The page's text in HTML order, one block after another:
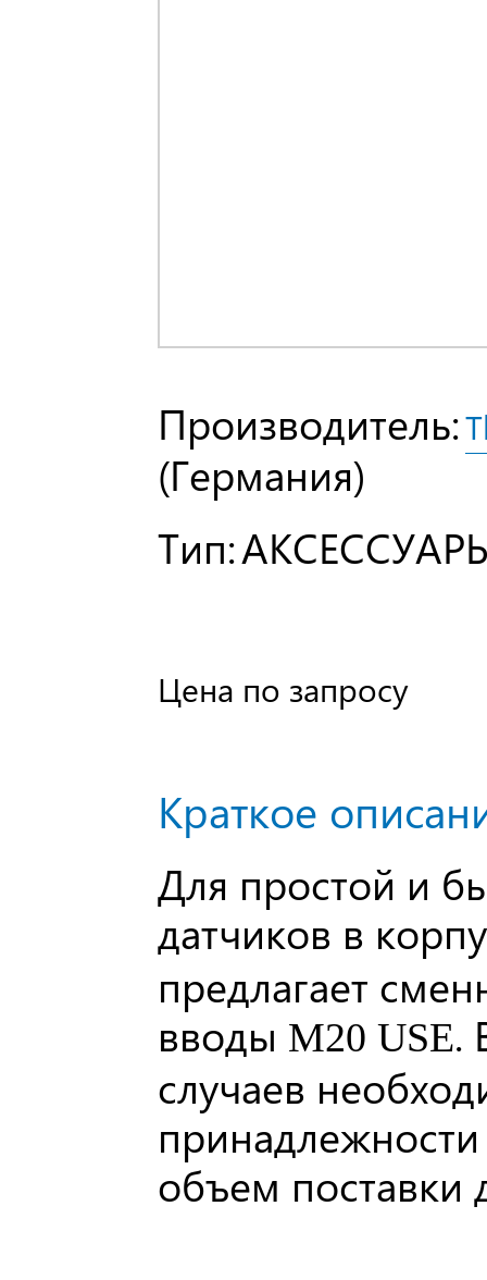
Производитель:
(Германия)
Тип:
Цена по запросу
Краткое
Для простой и
датчиков в
предлагает
вводы M20 USE.
случаев
объем поставки